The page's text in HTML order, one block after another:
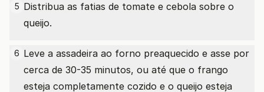
5 Distribua as fatias de tomate e cebola sobre o
queijo.
6 Leve a assadeira ao forno preaquecido e asse por
cerca de 30-35 minutos, ou até que o frango
esteja completamente cozido e o queijo esteja